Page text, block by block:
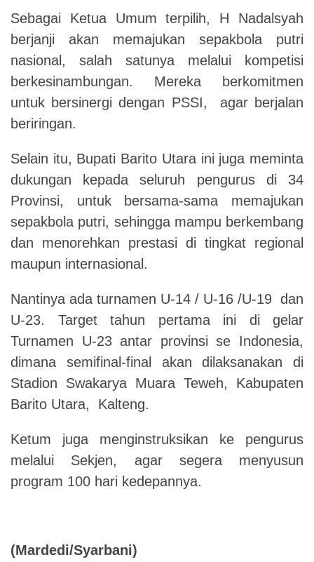
Sebagai Ketua Umum terpilih,
H Nadalsyah
berjanji akan memajukan sepakbola putri
nasional, salah satunya melalui kompetisi
berkesinambungan. Mereka berkomitmen
untuk bersinergi dengan PSSI,
agar berjalan
beriringan.
Selain itu, Bupati Barito Utara ini juga meminta
dukungan kepada seluruh pengurus di 34
Provinsi, untuk bersama-sama memajukan
sepakbola putri, sehingga mampu berkembang
dan menorehkan prestasi di tingkat regional
maupun internasional.
Nantinya ada turnamen U-14 / U-16 /U-19 dan
U-23. Target tahun pertama ini di gelar
Turnamen U-23 antar provinsi se Indonesia,
dimana semifinal-final akan dilaksanakan di
Stadion Swakarya Muara Teweh, Kabupaten
Barito Utara, Kalteng.
Ketum juga menginstruksikan ke pengurus
melalui Sekjen, agar segera menyusun
program 100 hari kedepannya.
(Mardedi/Syarbani)